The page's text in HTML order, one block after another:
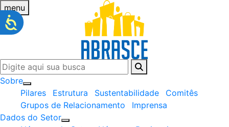
menu
Sobre
Pilares
Estrutura Sustentabilidade
Comitês
Grupos de Relacionamento
Imprensa
Dados do Setor